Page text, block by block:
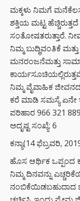
ಮಕ್ಕಳು ನಿಮಗೆ
ಶಕ್ತಿಯ ಮಟ್ಟ
ಸಂತೋಷತರುತ್ತಾರೆ.
ನಿಮ್ಮ ಬುದ್ಧಿವಂತಿಕೆ
ಮನರಂಜನೆಮತ್ತು
ನಿಮ್ಮ ವೈವಾಹಿಕ
ಕರೆ ಮಾಡಿ ಸಮಸ್ಯೆ ಏನೇ
ಪರಿಹಾರ 966 321
ಅದೃಷ್ಟ ಸಂಖ್ಯೆ: 6
ಕನ್ಯಾ(14 ಫೆಬ್ರವರಿ,
ಹೊಸ ಆರ್ಥಿಕ ಒಪ್ಪಂದ
ನಿಮ್ಮ ದಿನವನ್ನು